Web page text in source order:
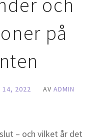
och
på
14, 2022 AV ADMIN
– och vilket år det